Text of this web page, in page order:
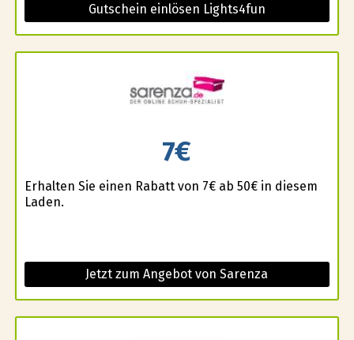
Gutschein einlösen Lights4fun
7€
Erhalten Sie einen Rabatt von 7€ ab 50€ in diesem
Laden.
Jetzt zum Angebot von Sarenza